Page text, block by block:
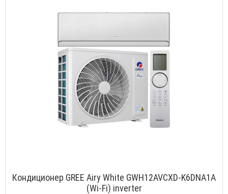
Кондиционер GREE Airy White GWH12AVCXD-K6DNA1A
(Wi-Fi) inverter